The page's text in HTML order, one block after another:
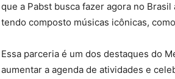
que a Pabst busca fazer agora no
tendo composto músicas icônicas, como
Essa parceria é um dos destaques do
aumentar a agenda de atividades e